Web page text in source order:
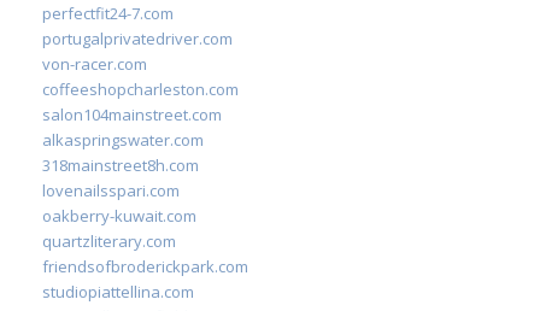
perfectfit24-7.com
portugalprivatedriver.com
von-racer.com
coffeeshopcharleston.com
salon104mainstreet.com
alkaspringswater.com
318mainstreet8h.com
lovenailsspari.com
oakberry-kuwait.com
quartzliterary.com
friendsofbroderickpark.com
studiopiattellina.com